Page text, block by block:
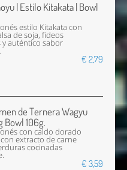
| Estilo Kitakata | Bowl
estilo Kitakata con
de soja, fideos
auténtico sabor
€ 2,79
de Ternera Wagyu
Bowl 106g.
con caldo dorado
extracto de carne
cocinadas
€ 3,59